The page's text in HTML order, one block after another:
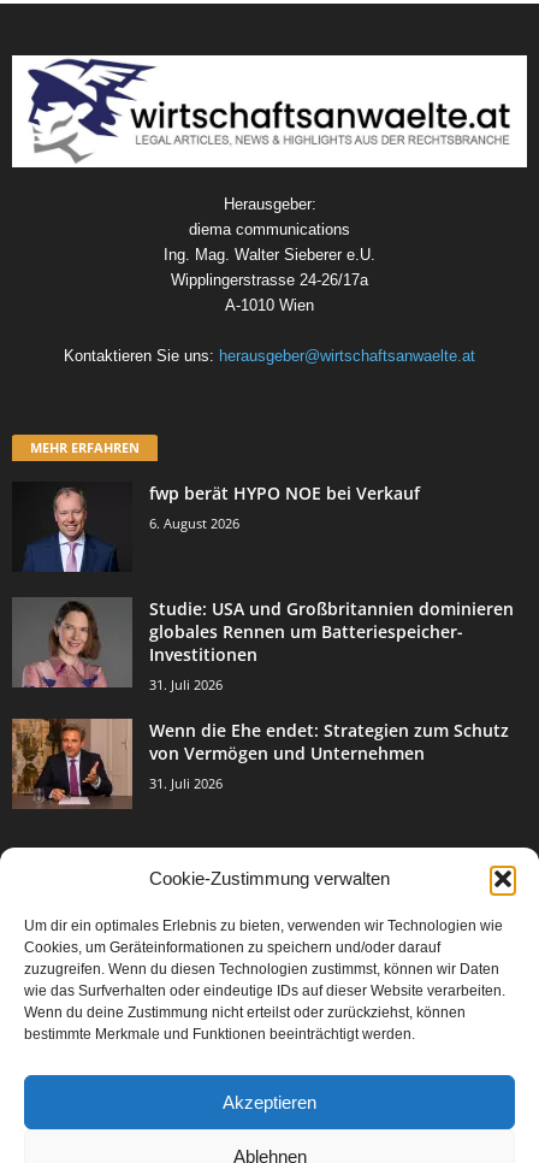
Cookie-Zustimmung verwalten
Um dir ein optimales Erlebnis zu bieten, verwenden wir Technologien wie
Cookies, um Geräteinformationen zu speichern und/oder darauf
zuzugreifen. Wenn du diesen Technologien zustimmst, können wir Daten
wie das Surfverhalten oder eindeutige IDs auf dieser Website verarbeiten.
Wenn du deine Zustimmung nicht erteilst oder zurückziehst, können
bestimmte Merkmale und Funktionen beeinträchtigt werden.
Akzeptieren
Ablehnen
Herausgeber:
diema communications
Ing. Mag. Walter Sieberer e.U.
Wipplingerstrasse 24-26/17a
A-1010 Wien
Kontaktieren Sie uns: herausgeber@wirtschaftsanwaelte.at
MEHR ERFAHREN
fwp berät HYPO NOE bei Verkauf
6. August 2026
Studie: USA und Großbritannien dominieren
globales Rennen um Batteriespeicher-
Investitionen
31. Juli 2026
Wenn die Ehe endet: Strategien zum Schutz
von Vermögen und Unternehmen
31. Juli 2026
Events & Success 3003
Breaking News 2067
Aktuelles
Featured Article
Karriere 567